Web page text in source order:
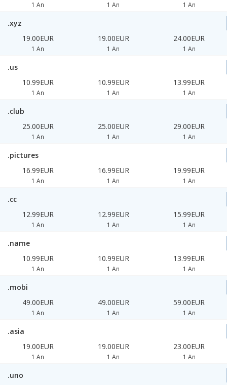
1 An 1 An 1 An
.xyz
19.00EUR
1 An
19.00EUR
1 An
24.00EUR
1 An
.us
10.99EUR
1 An
10.99EUR
1 An
13.99EUR
1 An
.club
25.00EUR
1 An
25.00EUR
1 An
29.00EUR
1 An
.pictures
16.99EUR
1 An
16.99EUR
1 An
19.99EUR
1 An
.cc
12.99EUR
1 An
12.99EUR
1 An
15.99EUR
1 An
.name
10.99EUR
1 An
10.99EUR
1 An
13.99EUR
1 An
.mobi
49.00EUR
1 An
49.00EUR
1 An
59.00EUR
1 An
.asia
19.00EUR
1 An
19.00EUR
1 An
23.00EUR
1 An
.uno